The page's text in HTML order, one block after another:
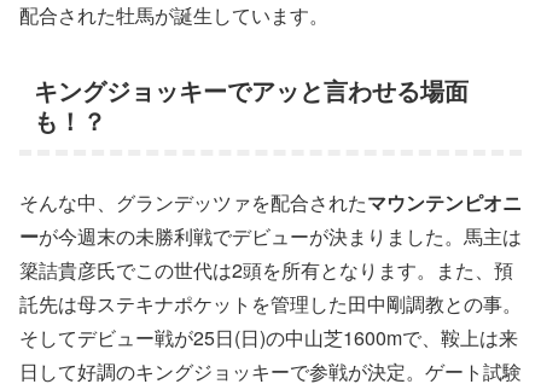
配合された牡馬が誕生しています。
キングジョッキーでアッと言わせる場面
も！？
そんな中、グランデッツァを配合されたマウンテンピオニ
ーが今週末の未勝利戦でデビューが決まりました。馬主は
簗詰貴彦氏でこの世代は2頭を所有となります。また、預
託先は母ステキナポケットを管理した田中剛調教との事。
そしてデビュー戦が25日(日)の中山芝1600mで、鞍上は来
日して好調のキングジョッキーで参戦が決定。ゲート試験